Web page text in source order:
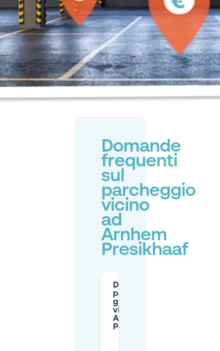
Domande
frequenti
sul
parcheggio
vicino
ad
Arnhem
Presikhaaf
Dove posso
parcheggiare
gratuitamente
vicino ad
Arnhem
Presikhaaf?